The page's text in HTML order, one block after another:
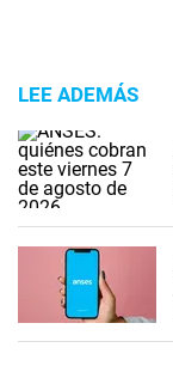
LEE ADEMÁS